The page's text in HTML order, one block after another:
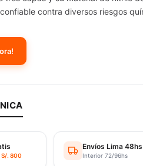
contra diversos riesgos
S/. 800
Envíos Lima 48hs
Interior 72/96hs